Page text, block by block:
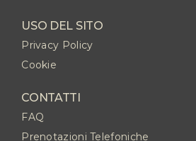
USO DEL SITO
Privacy Policy
Cookie
CONTATTI
FAQ
Prenotazioni Telefoniche